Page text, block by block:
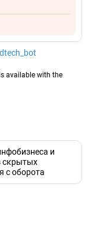
available with the
и
скрытых
с оборота